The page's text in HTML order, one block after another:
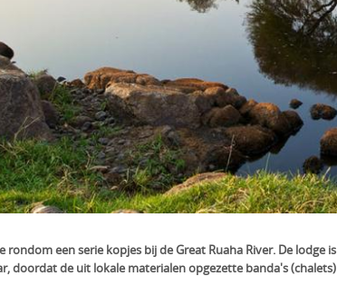
een serie kopjes bij de Great Ruaha River. De lodge is
doordat de uit lokale materialen opgezette banda's (chalets)